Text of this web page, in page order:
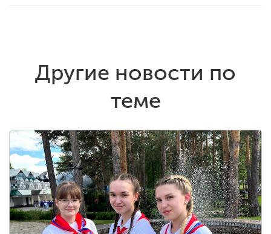
Другие новости по
теме